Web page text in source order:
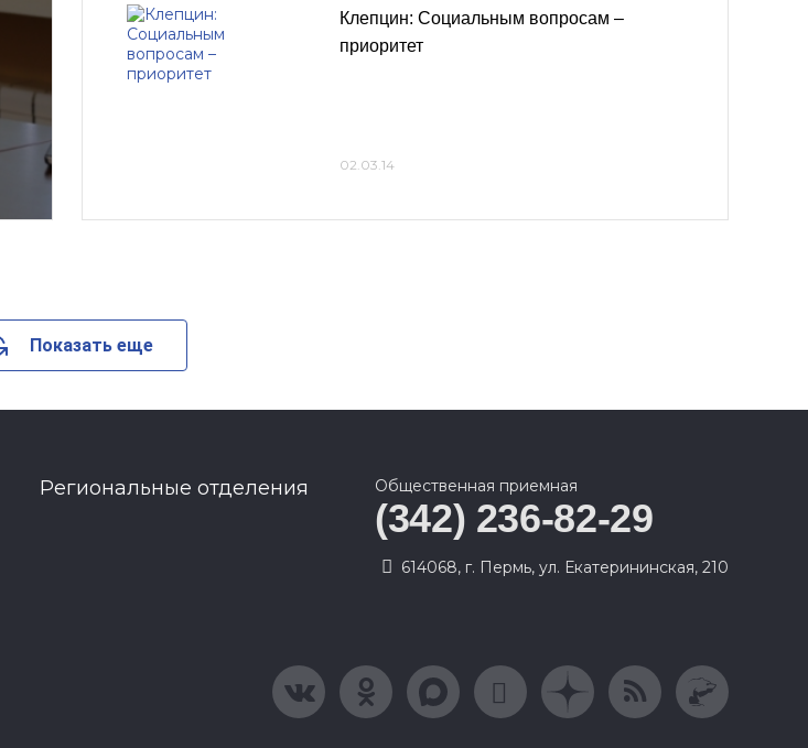
Клепцин: Социальным вопросам –
приоритет
02.03.14
Показать еще
Региональные отделения Общественная приемная
(342) 236-82-29
614068, г. Пермь, ул. Екатерининская, 210